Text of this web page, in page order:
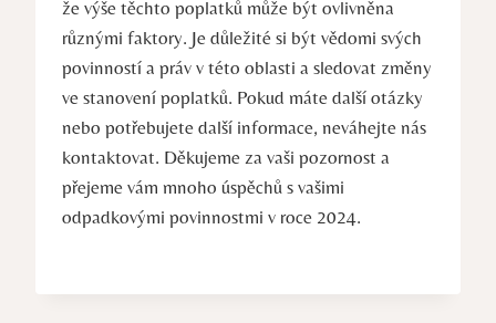
že výše těchto poplatků může být ovlivněna
různými faktory. Je důležité si být vědomi svých
povinností a práv v této oblasti a sledovat změny
ve stanovení poplatků. Pokud máte další otázky
nebo potřebujete další informace, neváhejte nás
kontaktovat. Děkujeme za vaši pozornost a
přejeme vám mnoho úspěchů s vašimi
odpadkovými povinnostmi v roce 2024.